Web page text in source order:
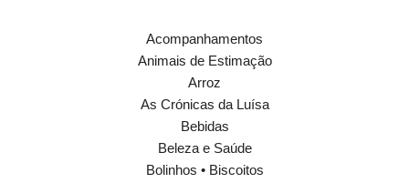
Acompanhamentos
Animais de Estimação
Arroz
As Crónicas da Luísa
Bebidas
Beleza e Saúde
Bolinhos • Biscoitos